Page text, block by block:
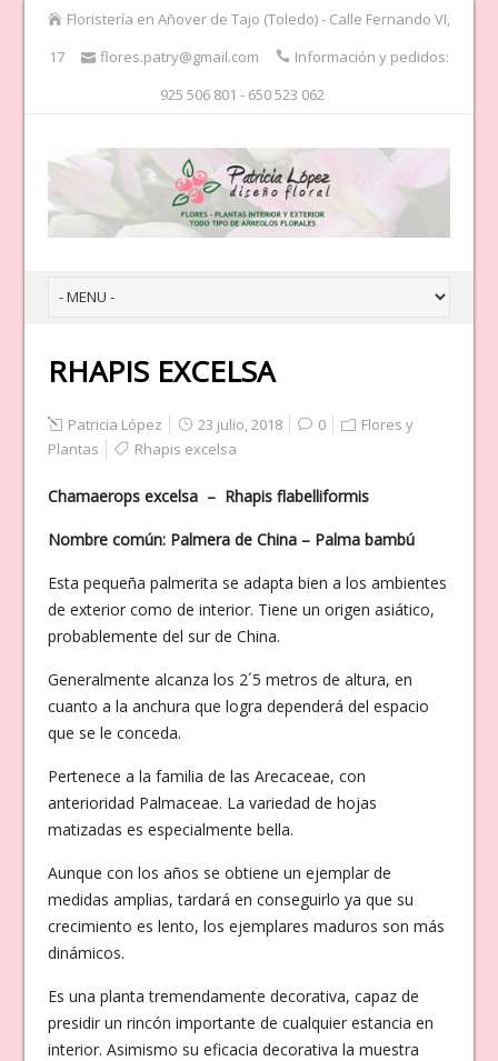
Floristería en Añover de Tajo (Toledo) - Calle Fernando VI,
17
flores.patry@gmail.com
Información y pedidos:
925 506 801 - 650 523 062
RHAPIS EXCELSA
Patricia López 23 julio, 2018 0
Flores y
Plantas
Rhapis excelsa
Chamaerops excelsa – Rhapis flabelliformis
Nombre común: Palmera de China – Palma bambú
Esta pequeña palmerita se adapta bien a los ambientes
de exterior como de interior. Tiene un origen asiático,
probablemente del sur de China.
Generalmente alcanza los 2´5 metros de altura, en
cuanto a la anchura que logra dependerá del espacio
que se le conceda.
Pertenece a la familia de las Arecaceae, con
anterioridad Palmaceae. La variedad de hojas
matizadas es especialmente bella.
Aunque con los años se obtiene un ejemplar de
medidas amplias, tardará en conseguirlo ya que su
crecimiento es lento, los ejemplares maduros son más
dinámicos.
Es una planta tremendamente decorativa, capaz de
presidir un rincón importante de cualquier estancia en
interior. Asimismo su eficacia decorativa la muestra